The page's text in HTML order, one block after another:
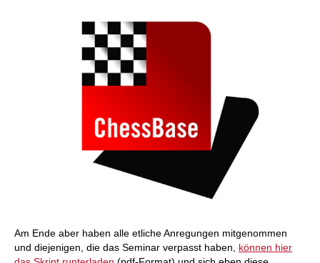
Am Ende aber haben alle etliche Anregungen mitgenommen
und diejenigen, die das Seminar verpasst haben, können hier